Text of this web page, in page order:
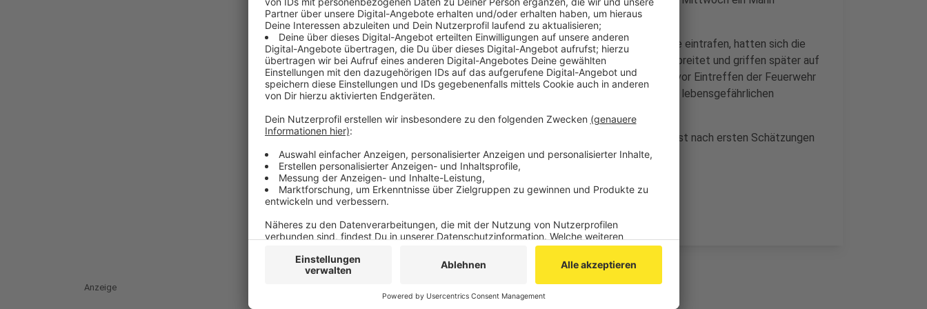
lebensgefährlich verletzt worden.
Gegen 12 Uhr wurde die Feuerwehr alarmiert. Als die Einsatzkräfte eintrafen, hatten sich die
Flammen schon in einer Wohnung im dritten Obergeschoss ausgebreitet und griffen später auf
den Dachstuhl über. Ein 22-jähreiger Bewohner rettete sich noch vor Eintreffen der Feuerwehr
auf ein drei Etagen tiefer gelegenes Flachdach. Dabei erlitt er die lebensgefährlichen
Die Brandursache ist noch unklar. Der entstandene Sachschaden ist nach ersten Schätzungen
sechsstellig.
Anzeige
Anzeige